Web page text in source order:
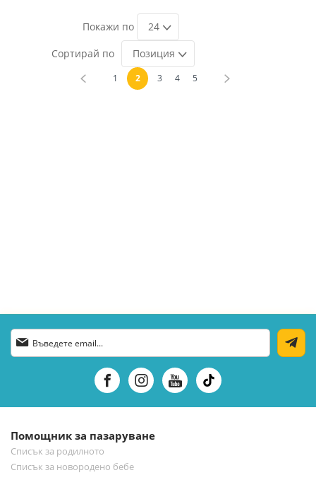
24
Позиция
Страница
СтраницаСтраница
1 В момента четете страница
2 Страница
3 Страница
4 Страница
5
Абонирай
се
бюлетин:
Помощник за пазаруване
Списък за родилното
Списък за новородено бебе